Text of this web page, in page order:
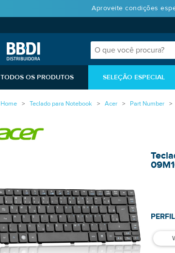
Aproveite condições
TODOS OS PRODUTOS SELEÇÃO ESPECIAL
Home Teclado para Notebook Acer Part Number